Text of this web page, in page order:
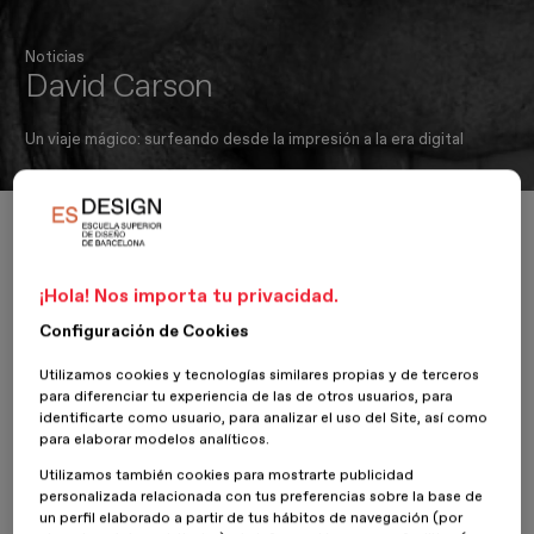
Noticias
David Carson
Un viaje mágico: surfeando desde la impresión a la era digital
Inicio ESDESIGNERS
29 Mayo 2018
Gráfico y Editorial
Ayer día 28 de Mayo a las 19h, en ESDESIGN impartimos una
conferencia en exclusiva de la mano de uno de los mejores
diseñadores gráficos del mundo, David Carson, ante más de
300 personaspresentes en el auditorio de la escuela, y más de
¡Hola! Nos importa tu privacidad.
Configuración de Cookies
Utilizamos cookies y tecnologías similares propias y de terceros
para diferenciar tu experiencia de las de otros usuarios, para
identificarte como usuario, para analizar el uso del Site, así como
para elaborar modelos analíticos.
Utilizamos también cookies para mostrarte publicidad
personalizada relacionada con tus preferencias sobre la base de
un perfil elaborado a partir de tus hábitos de navegación (por